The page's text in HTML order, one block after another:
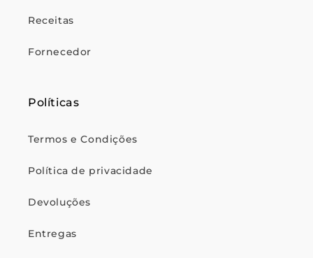
Receitas
Fornecedor
Políticas
Termos e Condições
Política de privacidade
Devoluções
Entregas